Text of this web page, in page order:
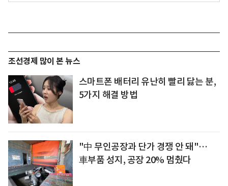
조선경제 많이 본 뉴스
스마트폰 배터리 유난히 빨리 닳는 분,
5가지 해결 방법
"中 무인공장과 단가 경쟁 안 돼"…
車부품 성지, 공장 20% 멈췄다